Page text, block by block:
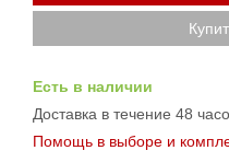
Есть в наличии
Доставка в течение 48
Помощь в выборе и